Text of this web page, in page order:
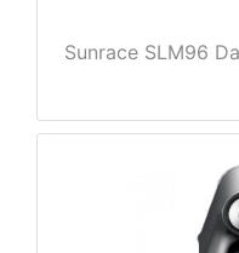
Sunrace SLM96